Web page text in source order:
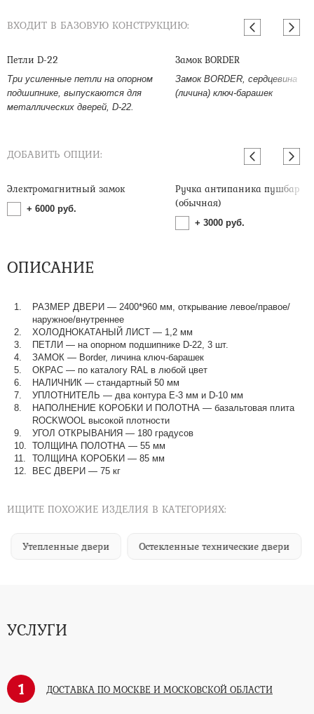
ВХОДИТ В БАЗОВУЮ КОНСТРУКЦИЮ:
Петли D-22
Три усиленные петли на опорном
подшипнике, выпускаются для
металлических дверей, D-22.
Замок BORDER
Замок BORDER, сердцевина
(личина) ключ-барашек
ДОБАВИТЬ ОПЦИИ:
Электромагнитный замок
+ 6000 руб.
Ручка антипаника пушбар
(обычная)
+ 3000 руб.
ОПИСАНИЕ
РАЗМЕР ДВЕРИ — 2400*960 мм, открывание левое/правое/
наружное/внутреннее
ХОЛОДНОКАТАНЫЙ ЛИСТ — 1,2 мм
ПЕТЛИ — на опорном подшипнике D-22, 3 шт.
ЗАМОК — Border, личина ключ-барашек
ОКРАС — по каталогу RAL в любой цвет​​​​​​​
НАЛИЧНИК — стандартный 50 мм
УПЛОТНИТЕЛЬ — два контура Е-3 мм и D-10 мм
НАПОЛНЕНИЕ КОРОБКИ И ПОЛОТНА — базальтовая плита
ROCKWOOL высокой плотности
УГОЛ ОТКРЫВАНИЯ — 180 градусов
ТОЛЩИНА ПОЛОТНА — 55 мм
ТОЛЩИНА КОРОБКИ — 85 мм
ВЕС ДВЕРИ — 75 кг
ИЩИТЕ ПОХОЖИЕ ИЗДЕЛИЯ В КАТЕГОРИЯХ:
Утепленные двери Остекленные технические двери
УСЛУГИ
1 ДОСТАВКА ПО МОСКВЕ И МОСКОВСКОЙ ОБЛАСТИ